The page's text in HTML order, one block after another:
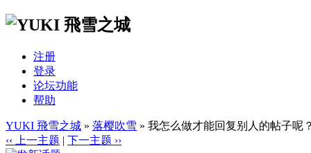
注册
登录
论坛功能
帮助
YUKI 飛雪之城 » 落樱吹雪 » 我怎么做才能回复别人的帖子呢
‹‹ 上一主题 | 下一主题 ››